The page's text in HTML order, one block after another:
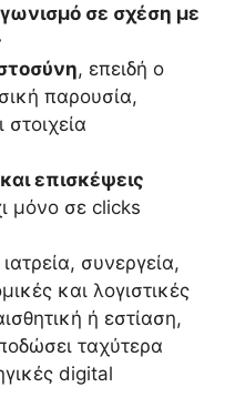
σε σχέση με
, επειδή ο
παρουσία,
στοιχεία
επισκέψεις
μόνο σε clicks
συνεργεία,
και λογιστικές
ή εστίαση,
ταχύτερα
digital